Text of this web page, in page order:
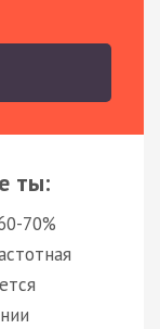
ты:
70%